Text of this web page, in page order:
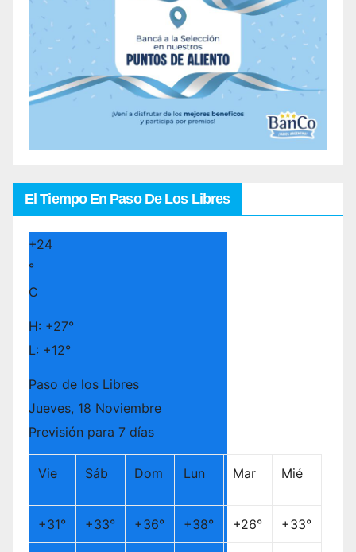
El Tiempo En Paso De Los Libres
+24
°
C
H: +27°
L: +12°
Paso de los Libres
Jueves, 18 Noviembre
Previsión para 7 días
Vie Sáb Dom Lun Mar Mié
+31° +33° +36° +38° +26° +33°